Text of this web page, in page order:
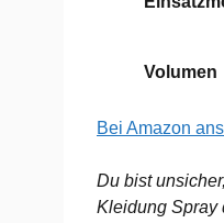
Volumen
Bei Amazon
Du bist
Kleidung Spray